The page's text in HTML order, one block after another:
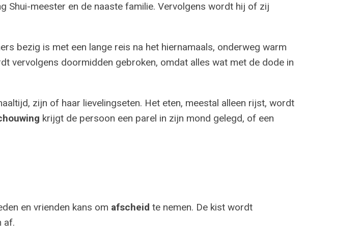
Shui-meester en de naaste familie. Vervolgens wordt hij of zij
bezig is met een lange reis na het hiernamaals, onderweg warm
vervolgens doormidden gebroken, omdat alles wat met de dode in
zijn of haar lievelingseten. Het eten, meestal alleen rijst, wordt
krijgt de persoon een parel in zijn mond gelegd, of een
en vrienden kans om afscheid te nemen. De kist wordt
af.